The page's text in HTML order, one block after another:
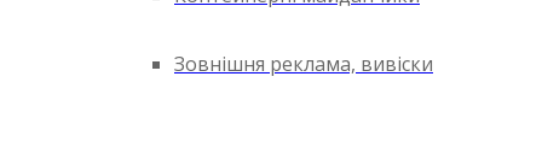
Зовнішня реклама, вивіски